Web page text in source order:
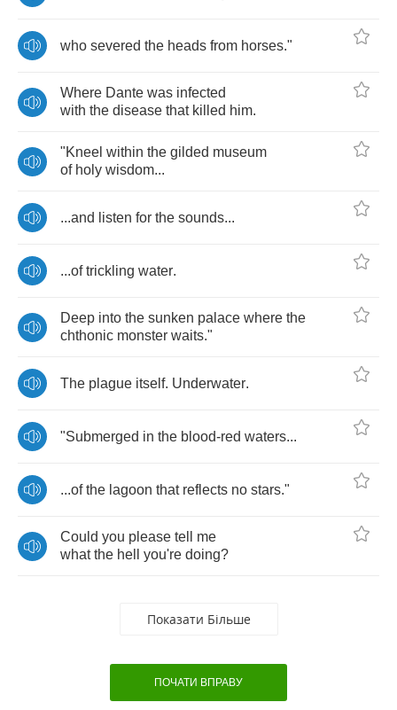
who severed the heads from horses."
Where Dante was infected
with the disease that killed him.
"Kneel within the gilded museum
of holy wisdom...
...and listen for the sounds...
...of trickling water.
Deep into the sunken palace where the
chthonic monster waits."
The plague itself. Underwater.
"Submerged in the blood-red waters...
...of the lagoon that reflects no stars."
Could you please tell
me
what the hell you're doing?
Показати Більше
ПОЧАТИ ВПРАВУ